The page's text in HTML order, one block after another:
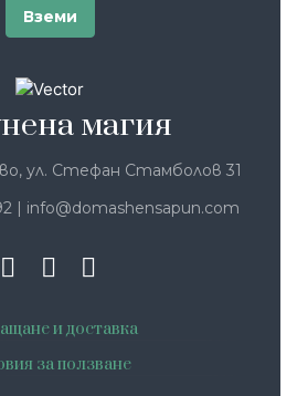
магия
ул. Стефан Стамболов 31
| info@domashensapun.com
и доставка
за ползване